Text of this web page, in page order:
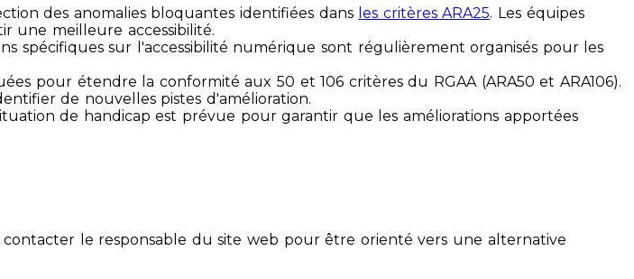
des anomalies bloquantes identifiées dans les critères ARA25. Les équipes
une meilleure accessibilité.
spécifiques sur l'accessibilité numérique sont régulièrement organisés pour les
pour étendre la conformité aux 50 et 106 critères du RGAA (ARA50 et ARA106).
de nouvelles pistes d'amélioration.
de handicap est prévue pour garantir que les améliorations apportées
le responsable du site web pour être orienté vers une alternative